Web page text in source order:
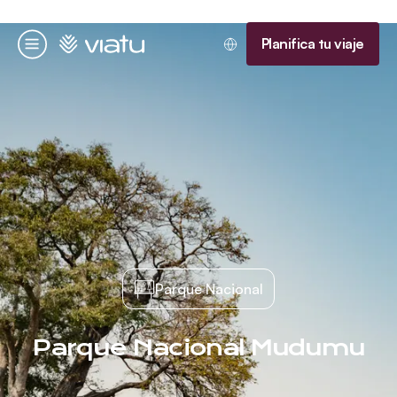
Menú
Página de inicio Planifica tu viaje
Parque Nacional
Parque Nacional Mudumu